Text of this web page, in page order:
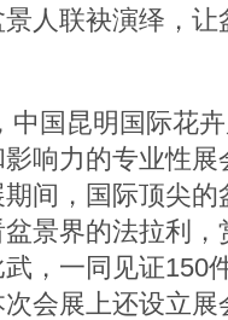
人联袂演绎，
中国昆明国际花
响力的专业性
间，国际顶尖
景界的法拉利
，一同见证150
会展上还设立